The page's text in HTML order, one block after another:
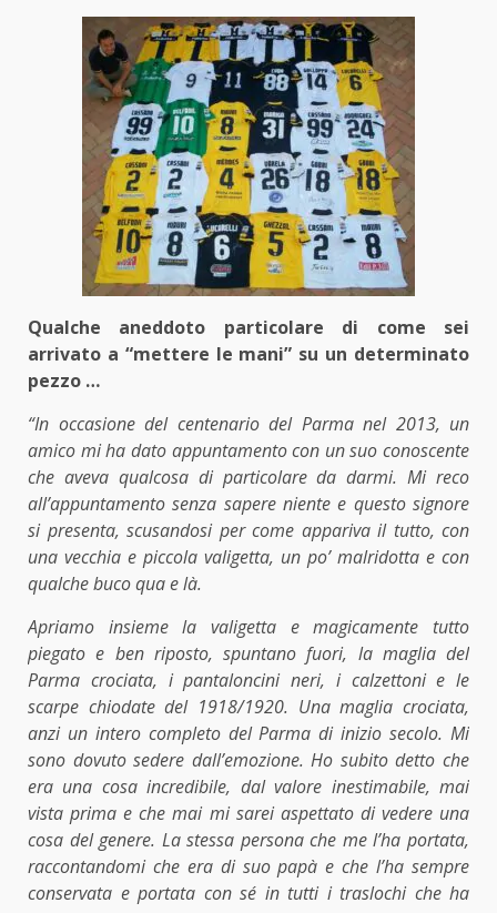
Qualche aneddoto particolare di come sei
arrivato a “mettere le mani” su un determinato
pezzo …
“In occasione del centenario del Parma nel 2013, un
amico mi ha dato appuntamento con un suo conoscente
che aveva qualcosa di particolare da darmi. Mi reco
all’appuntamento senza sapere niente e questo signore
si presenta, scusandosi per come appariva il tutto, con
una vecchia e piccola valigetta, un po’ malridotta e con
qualche buco qua e là.
Apriamo insieme la valigetta e magicamente tutto
piegato e ben riposto, spuntano fuori, la maglia del
Parma crociata, i pantaloncini neri, i calzettoni e le
scarpe chiodate del 1918/1920. Una maglia crociata,
anzi un intero completo del Parma di inizio secolo. Mi
sono dovuto sedere dall’emozione. Ho subito detto che
era una cosa incredibile, dal valore inestimabile, mai
vista prima e che mai mi sarei aspettato di vedere una
cosa del genere. La stessa persona che me l’ha portata,
raccontandomi che era di suo papà e che l’ha sempre
conservata e portata con sé in tutti i traslochi che ha